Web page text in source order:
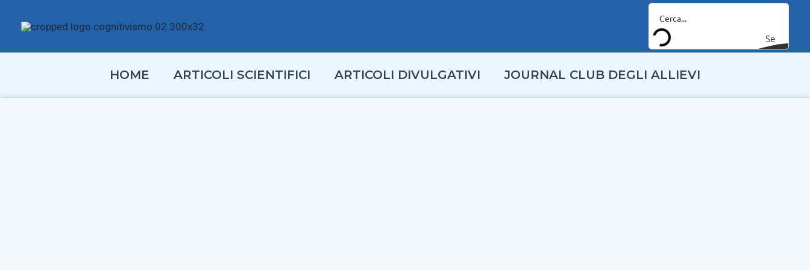
Se
HOME ARTICOLI SCIENTIFICI ARTICOLI DIVULGATIVI JOURNAL CLUB DEGLI ALLIEVI